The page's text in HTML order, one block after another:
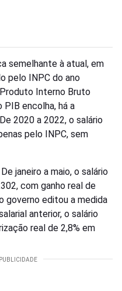
semelhante à atual, em
pelo INPC do ano
Interno Bruto
PIB encolha, há a
2020 a 2022, o salário
pelo INPC, sem
janeiro a maio, o salário
com ganho real de
governo editou a medida
anterior, o salário
real de 2,8% em